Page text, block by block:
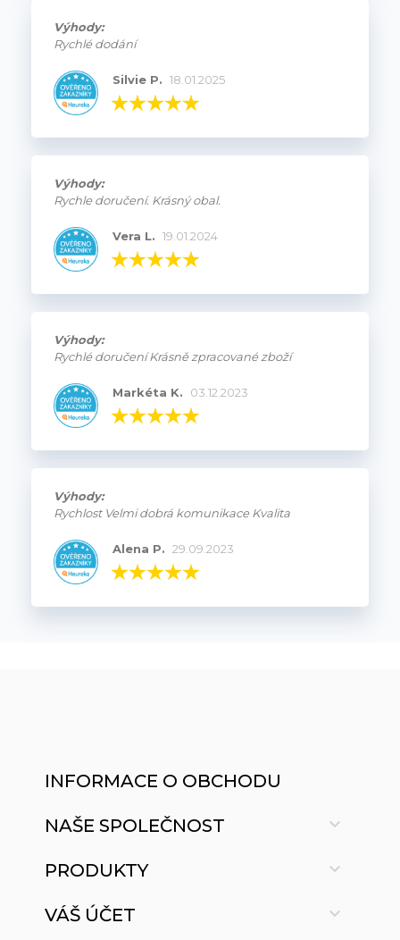
Výhody:
Rychlé dodání
Silvie P. 18.01.2025
Výhody:
Rychle doručení. Krásný obal.
Vera L. 19.01.2024
Výhody:
Rychlé doručení Krásně zpracované zboží
Markéta K. 03.12.2023
Výhody:
Rychlost Velmi dobrá komunikace Kvalita
Alena P. 29.09.2023
INFORMACE O OBCHODU
NAŠE SPOLEČNOST 
PRODUKTY 
VÁŠ ÚČET 